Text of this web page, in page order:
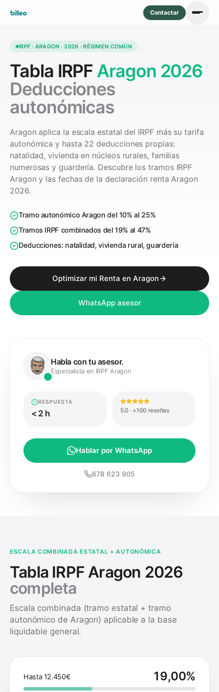
Contactar
IRPF · ARAGON · 2026 · RÉGIMEN COMÚN
Tabla IRPF Aragon 2026
Deducciones
autonómicas
Aragon aplica la escala estatal del IRPF más su tarifa
autonómica y hasta 22 deducciones propias:
natalidad, vivienda en núcleos rurales, familias
numerosas y guardería. Descubre los tramos IRPF
Aragon y las fechas de la declaración renta Aragon
2026.
Tramo autonómico Aragon del 10% al 25%
Tramos IRPF combinados del 19% al 47%
Deducciones: natalidad, vivienda rural, guardería
Optimizar mi Renta en Aragon
WhatsApp asesor
Habla con tu asesor.
Especialista en IRPF Aragon
RESPUESTA
< 2 h 5.0 · +100 reseñas
Hablar por WhatsApp
678 623 905
ESCALA COMBINADA ESTATAL + AUTONÓMICA
Tabla IRPF Aragon 2026
completa
Escala combinada (tramo estatal + tramo
autonómico de Aragon) aplicable a la base
liquidable general.
Hasta 12.450€ 19,00%